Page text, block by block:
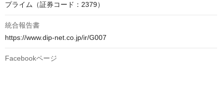
プライム（証券コード：2379）
統合報告書
https://www.dip-net.co.jp/ir/G007
Facebookページ